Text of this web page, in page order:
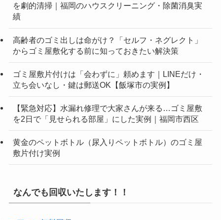
を劇的清掃｜福岡のハウスクリーニング・除菌消臭実
績
高齢者のゴミ出しは命がけ？「セルフ・ネグレクト」
からゴミ屋敷化する前に知っておきたい解決策
ゴミ屋敷片付けは「会わずに」頼めます｜LINEだけ・
立ち会いなし・鍵は郵送OK【飯塚市の実例】
【緊急対応】水漏れ修理で大家さんが来る…ゴミ屋敷
を2日で「見せられる部屋」にした実例｜福岡市西区
黄金のペットボトル（尿入りペットボトル）のゴミ屋
敷片付け実例
なんでも回収いたします！！